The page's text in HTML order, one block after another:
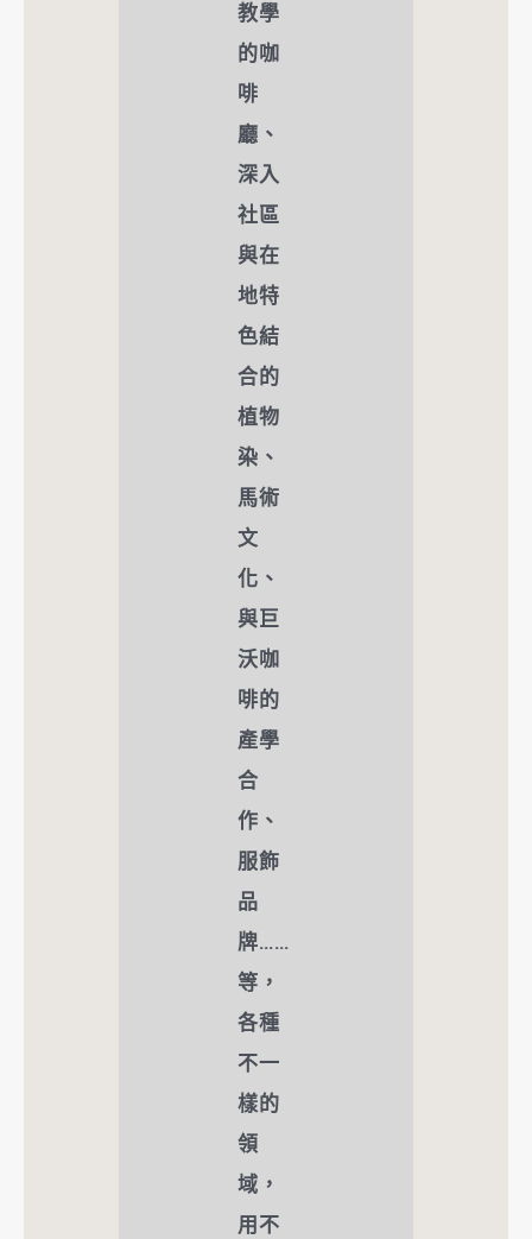
教學
的咖
啡
廳、
深入
社區
與在
地特
色結
合的
植物
染、
馬術
文
化、
與巨
沃咖
啡的
產學
合
作、
服飾
品
牌……
等，
各種
不一
樣的
領
域，
用不